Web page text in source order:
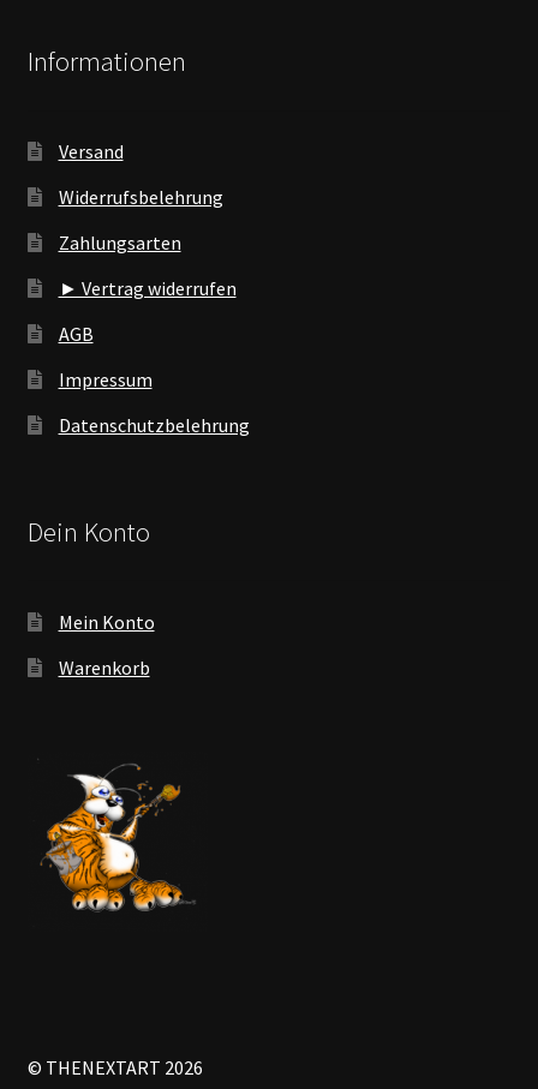
Informationen
Versand
Widerrufsbelehrung
Zahlungsarten
► Vertrag widerrufen
AGB
Impressum
Datenschutzbelehrung
Dein Konto
Mein Konto
Warenkorb
© THENEXTART 2026